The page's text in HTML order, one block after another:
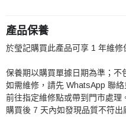
產品保養
於瑩記購買此產品可享 1 年維修
保養期以購買單據日期為準；不
如需維修，請先 WhatsApp 聯
前往指定維修點或帶到門市處理
購買後 7 天內如發現品質不符